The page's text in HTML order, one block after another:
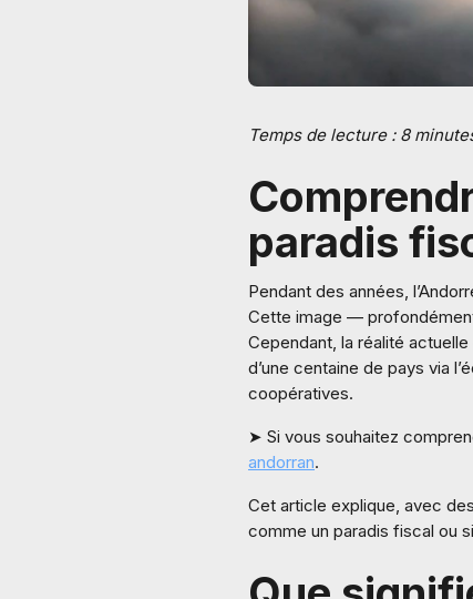
Temps de lecture : 8
paradis
Pendant des années,
Cette image —
Cependant, la réalité
d’une centaine de pays via
coopératives.
➤ Si vous souhaitez
andorran.
Cet article explique, avec
comme un paradis fiscal ou